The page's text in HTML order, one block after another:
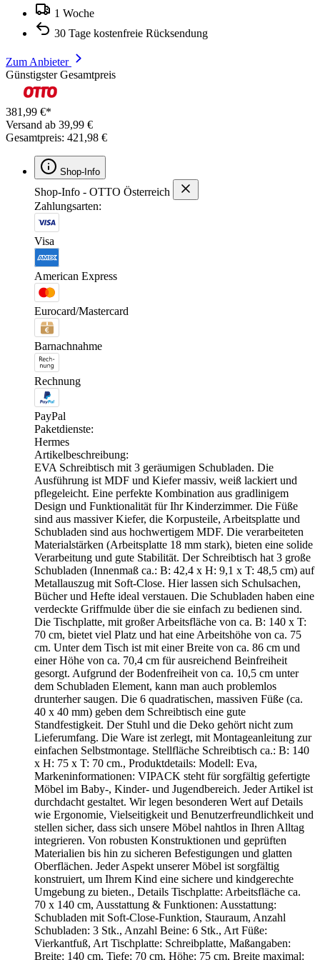
1 Woche
30 Tage kostenfreie Rücksendung
Zum Anbieter
Günstigster Gesamtpreis
381,99 €*
Versand ab 39,99 €
Gesamtpreis: 421,98 €
Shop-Info
Shop-Info - OTTO Österreich
Zahlungsarten:
Visa
American Express
Eurocard/Mastercard
Barnachnahme
Rechnung
PayPal
Paketdienste:
Hermes
Artikelbeschreibung:
EVA Schreibtisch mit 3 geräumigen Schubladen. Die
Ausführung ist MDF und Kiefer massiv, weiß lackiert und
pflegeleicht. Eine perfekte Kombination aus gradlinigem
Design und Funktionalität für Ihr Kinderzimmer. Die Füße
sind aus massiver Kiefer, die Korpusteile, Arbeitsplatte und
Schubladen sind aus hochwertigem MDF. Die verarbeiteten
Materialstärken (Arbeitsplatte 18 mm stark), bieten eine solide
Verarbeitung und gute Stabilität. Der Schreibtisch hat 3 große
Schubladen (Innenmaß ca.: B: 42,4 x H: 9,1 x T: 48,5 cm) auf
Metallauszug mit Soft-Close. Hier lassen sich Schulsachen,
Bücher und Hefte ideal verstauen. Die Schubladen haben eine
verdeckte Griffmulde über die sie einfach zu bedienen sind.
Die Tischplatte, mit großer Arbeitsfläche von ca. B: 140 x T:
70 cm, bietet viel Platz und hat eine Arbeitshöhe von ca. 75
cm. Unter dem Tisch ist mit einer Breite von ca. 86 cm und
einer Höhe von ca. 70,4 cm für ausreichend Beinfreiheit
gesorgt. Aufgrund der Bodenfreiheit von ca. 10,5 cm unter
dem Schubladen Element, kann man auch problemlos
drunterher saugen. Die 6 quadratischen, massiven Füße (ca.
40 x 40 mm) geben dem Schreibtisch eine gute
Standfestigkeit. Der Stuhl und die Deko gehört nicht zum
Lieferumfang. Die Ware ist zerlegt, mit Montageanleitung zur
einfachen Selbstmontage. Stellfläche Schreibtisch ca.: B: 140
x H: 75 x T: 70 cm., Produktdetails: Modell: Eva,
Markeninformationen: VIPACK steht für sorgfältig gefertigte
Möbel im Baby-, Kinder- und Jugendbereich. Jeder Artikel ist
durchdacht gestaltet. Wir legen besonderen Wert auf Details
wie Ergonomie, Vielseitigkeit und Benutzerfreundlichkeit und
stellen sicher, dass sich unsere Möbel nahtlos in Ihren Alltag
integrieren. Von robusten Konstruktionen und geprüften
Materialien bis hin zu sicheren Befestigungen und glatten
Oberflächen. Jeder Aspekt unserer Möbel ist sorgfältig
konstruiert, um Ihrem Kind eine sichere und kindgerechte
Umgebung zu bieten., Details Tischplatte: Arbeitsfläche ca.
70 x 140 cm, Ausstattung & Funktionen: Ausstattung:
Schubladen mit Soft-Close-Funktion, Stauraum, Anzahl
Schubladen: 3 Stk., Anzahl Beine: 6 Stk., Art Füße:
Vierkantfuß, Art Tischplatte: Schreibplatte, Maßangaben:
Breite: 140 cm, Tiefe: 70 cm, Höhe: 75 cm, Breite maximal: